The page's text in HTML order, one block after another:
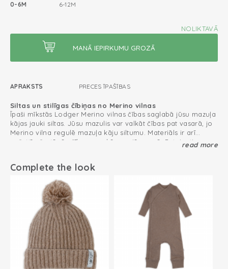
0-6M 6-12M
NOLIKTAVĀ
APRAKSTS PRECES ĪPAŠĪBAS
Siltas un stilīgas čībiņas no Merino vilnas
Īpaši mīkstās Lodger Merino vilnas čības saglabā jūsu mazuļa
kājas jauki siltas. Jūsu mazulis var valkāt čības pat vasarā, jo
Merino vilna regulē mazuļa kāju siltumu. Materiāls ir arī
pašattīrošs, tāpēc čības gandrīz nav jāmazgā. Pateicoties
Lai iegūtu perfektu tērpu, komplektējiet šīs čības ar Merino
vilnas cepuri un dūraiņiem.
100% Merino vilna
Merino wool feels soft and doesn't itch
Pašattīrošs materiāls
read more
Complete the look